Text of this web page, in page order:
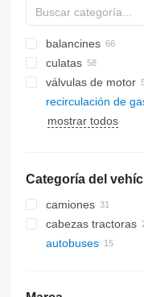
balancines
culatas
válvulas de motor
recirculación de
mostrar todos
Categoría del
camiones
cabezas tractoras
autobuses